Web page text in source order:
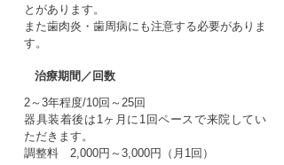
とがあります。
また歯肉炎・歯周病にも注意する必要がありま
す。
治療期間／回数
2～3年程度/10回～25回
器具装着後は1ヶ月に1回ペースで来院してい
ただきます。
調整料 2,000円～3,000円（月1回）